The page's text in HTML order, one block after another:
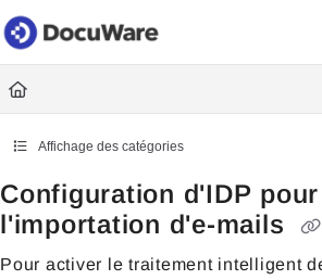
Documentation Index
Fetch the complete documentation index at:
Use this file to discover all available pages
Affichage des catégories
Configuration d'IDP pour
l'importation d'e-mails
Pour activer le traitement intelligent